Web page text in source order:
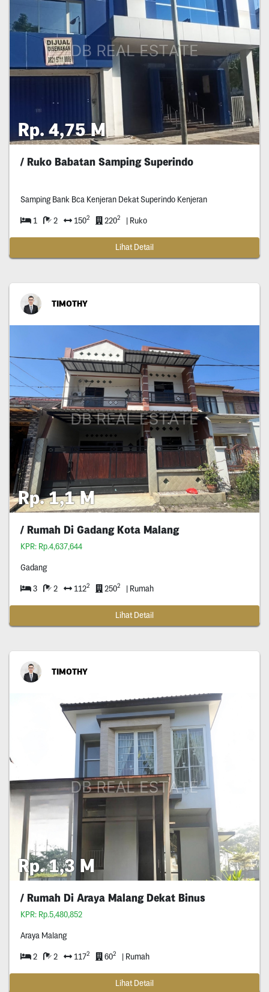
Rp. 4,75 M
/ Ruko Babatan Samping Superindo
Samping Bank Bca Kenjeran Dekat Superindo Kenjeran
1 2 1502 2202 | Ruko
Lihat Detail
TIMOTHY
Rp. 1,1 M
/ Rumah Di Gadang Kota Malang
KPR: Rp.4,637,644
Gadang
3 2 1122 2502 | Rumah
Lihat Detail
TIMOTHY
Rp. 1,3 M
/ Rumah Di Araya Malang Dekat Binus
KPR: Rp.5,480,852
Araya Malang
2 2 1172 602 | Rumah
Lihat Detail